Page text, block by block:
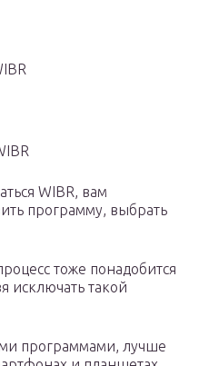
WIBR, вам
программу, выбрать
тоже понадобится
исключать такой
программами, лучше